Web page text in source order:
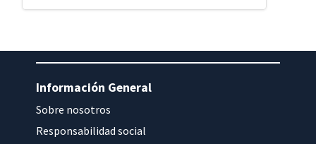
Información General
Sobre nosotros
Responsabilidad social